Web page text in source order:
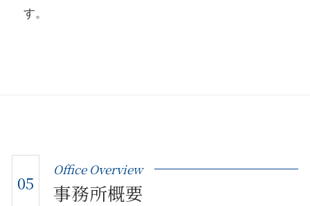
す。
05
Office Overview
事務所概要